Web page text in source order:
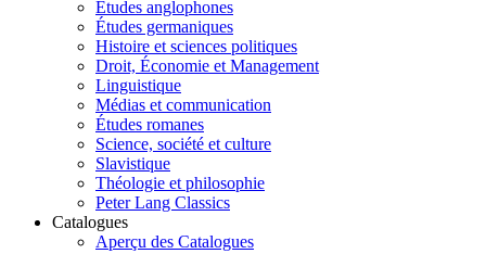
Études anglophones
Études germaniques
Histoire et sciences politiques
Droit, Économie et Management
Linguistique
Médias et communication
Études romanes
Science, société et culture
Slavistique
Théologie et philosophie
Peter Lang Classics
Catalogues
Aperçu des Catalogues